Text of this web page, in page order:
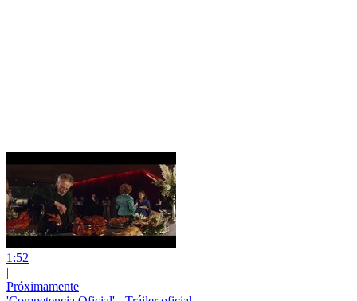
1:52
|
Próximamente